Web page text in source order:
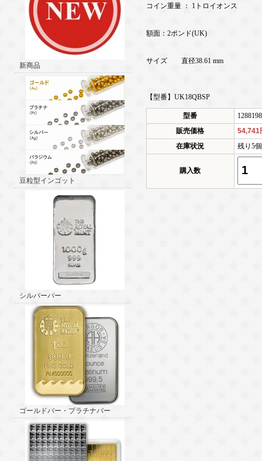
新商品
豆粒型インゴット
シルバーバー
ゴールドバー・プラチナバー
コイン重量 ： 1トロイオンス
額面：2ポンド(UK)
サイズ 直径38.61 mm
【型番】UK18QBSP
型番
販売価格
54,741
在庫状況
残り5
購入数